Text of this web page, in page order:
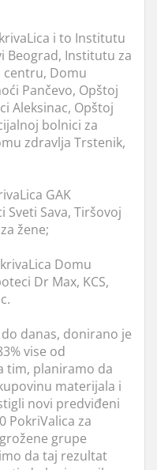
i to Institutu
Beograd, Institutu za
centru, Domu
Pančevo, Opštoj
Aleksinac, Opštoj
bolnici za
zdravlja Trstenik,
GAK
Sveti Sava, Tiršovoj
žene;
Domu
Dr Max, KCS,
danas, donirano je
vise od
tim, planiramo da
materijala i
novi predviđeni
PokriValica za
grupe
da taj rezultat